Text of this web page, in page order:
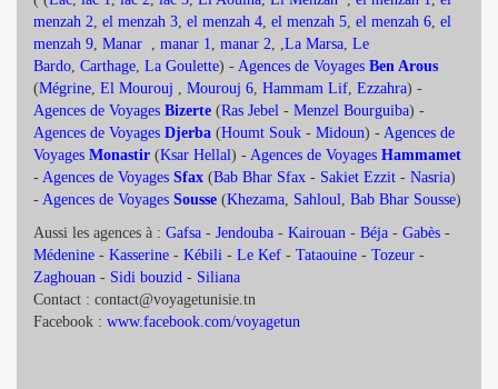
menzah 2 el menzah 3 el menzah 4 el menzah 5 el menzah 6 el
menzah 9 Manar manar 1 manar 2 La Marsa Le
Bardo Carthage La Goulette) - Agences de Voyages Ben Arous
(Mégrine El Mourouj Mourouj 6 Hammam Lif Ezzahra) -
Agences de Voyages Bizerte (Ras Jebel - Menzel Bourguiba) -
Agences de Voyages Djerba (Houmt Souk - Midoun) - Agences de
Voyages Monastir (Ksar Hellal) - Agences de Voyages Hammamet
- Agences de Voyages Sfax (Bab Bhar Sfax - Sakiet Ezzit - Nasria)
- Agences de Voyages Sousse (Khezama Sahloul Bab Bhar Sousse)
Aussi les agences à : Gafsa - Jendouba - Kairouan - Béja - Gabès -
Médenine - Kasserine - Kébili - Le Kef - Tataouine - Tozeur -
Zaghouan - Sidi bouzid - Siliana
Contact : contact@voyagetunisie.tn
Facebook : www.facebook.com/voyagetun